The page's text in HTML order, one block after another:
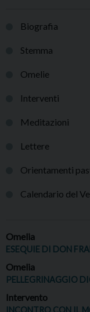
Biografia
Stemma
Omelie
Interventi
Meditazioni
Lettere
Orientamenti
Calendario del
Omelia
ESEQUIE DI DON
Omelia
PELLEGRINAGGIO
Intervento
INCONTRO CON IL